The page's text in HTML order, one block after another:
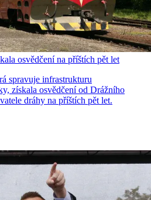
osvědčení na příštích pět let
spravuje infrastrukturu
získala osvědčení od Drážního
dráhy na příštích pět let.